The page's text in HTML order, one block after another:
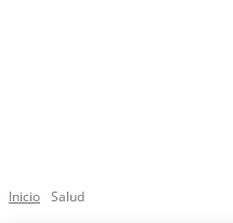
Inicio Salud